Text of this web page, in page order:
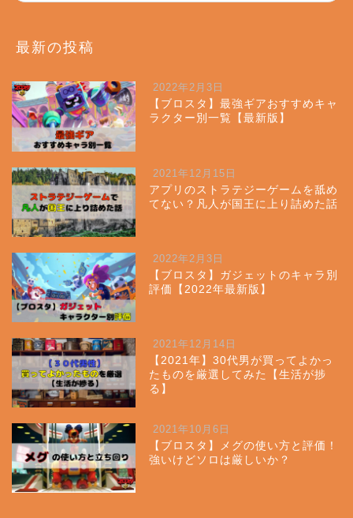
最新の投稿
2022年2月3日
【ブロスタ】最強ギアおすすめキャ
ラクター別一覧【最新版】
2021年12月15日
アプリのストラテジーゲームを舐め
てない？凡人が国王に上り詰めた話
2022年2月3日
【ブロスタ】ガジェットのキャラ別
評価【2022年最新版】
2021年12月14日
【2021年】30代男が買ってよかっ
たものを厳選してみた【生活が捗
る】
2021年10月6日
【ブロスタ】メグの使い方と評価！
強いけどソロは厳しいか？